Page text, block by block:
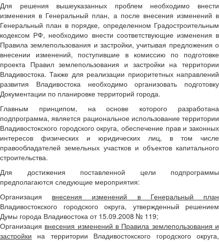
Для решения вышеуказанных проблем необходимо внести
изменения в Генеральный план, а после внесения изменений в
Генеральный план в порядке, определенном Градостроительным
кодексом РФ, необходимо внести соответствующие изменения в
Правила землепользования и застройки, учитывая предложения о
внесении изменений, поступившие в комиссию по подготовке
проекта Правил землепользования и застройки на территории
Владивостока. Также для реализации приоритетных направлений
развития Владивостока необходимо организовать подготовку
Документации по планировке территорий города.
Главным принципом, на основе которого разработана
подпрограмма, является рациональное использование территории
Владивостокского городского округа, обеспечение прав и законных
интересов физических и юридических лиц, в том числе
правообладателей земельных участков и объектов капитального
строительства.
Для достижения поставленной цели подпрограммы
предполагаются следующие мероприятия:
Организация внесения изменений в Генеральный план
Владивостокского городского округа, утвержденный решением
Думы города Владивостока от 15.09.2008 № 119;
Организация внесения изменений в Правила землепользования и
застройки на территории Владивостокского городского округа,